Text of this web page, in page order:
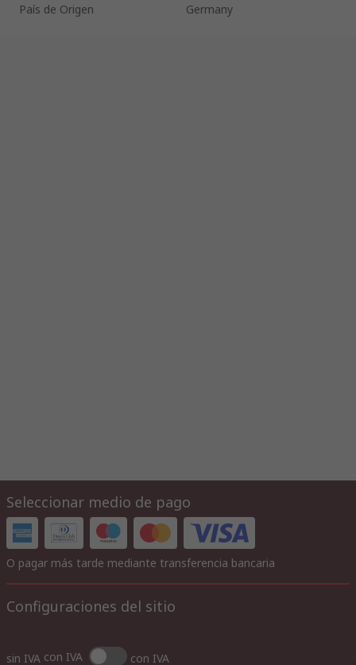
País de Origen
Germany
Seleccionar medio de pago
O pagar más tarde mediante transferencia bancaria
Configuraciones del sitio
sin IVA con IVA con IVA